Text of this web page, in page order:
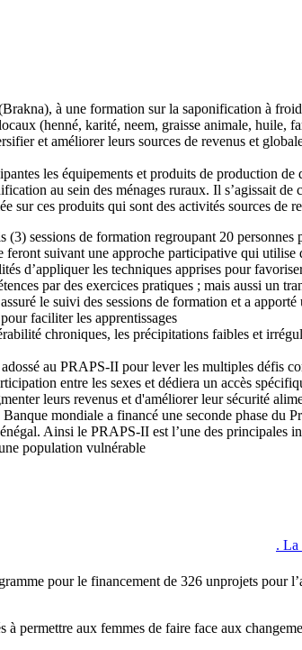
à une formation sur la saponification à froid
(henné, karité, neem, graisse animale,
et améliorer leurs sources de revenus et
les équipements et produits de production
au sein des ménages ruraux. Il s’agissait
sur ces produits qui sont des activités sources de
sessions de formation regroupant 20 personnes
feront suivant une approche participative qui
d’appliquer les techniques apprises pour
par des exercices pratiques ; mais aussi un
le suivi des sessions de formation et a
faciliter les apprentissages.
chroniques, les précipitations faibles et
au PRAPS-II pour lever les multiples défis
entre les sexes et dédiera un accès
leurs revenus et d'améliorer leur sécurité
mondiale a financé une seconde phase du
Ainsi le PRAPS-II est l’une des principales
population vulnérable.
La
pour le financement de 326 unprojets
permettre aux femmes de faire face aux